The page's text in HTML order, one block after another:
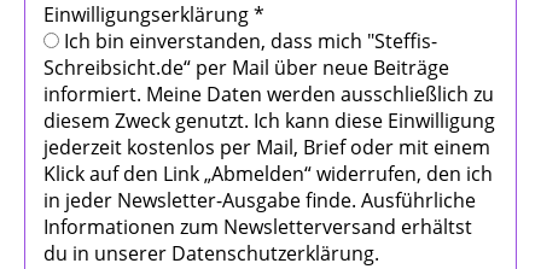
Einwilligungserklärung*
Ich bin einverstanden, dass mich "Steffis-
Schreibsicht.de“ per Mail über neue Beiträge
informiert. Meine Daten werden ausschließlich zu
diesem Zweck genutzt. Ich kann diese Einwilligung
jederzeit kostenlos per Mail, Brief oder mit einem
Klick auf den Link „Abmelden“ widerrufen, den ich
in jeder Newsletter-Ausgabe finde. Ausführliche
Informationen zum Newsletterversand erhältst
du in unserer Datenschutzerklärung.